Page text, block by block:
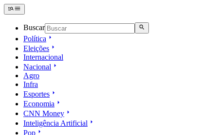
Buscar
Política
Eleições
Internacional
Nacional
Agro
Infra
Esportes
Economia
CNN Money
Inteligência Artificial
Pop